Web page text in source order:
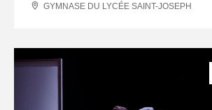
GYMNASE DU LYCÉE SAINT-JOSEPH